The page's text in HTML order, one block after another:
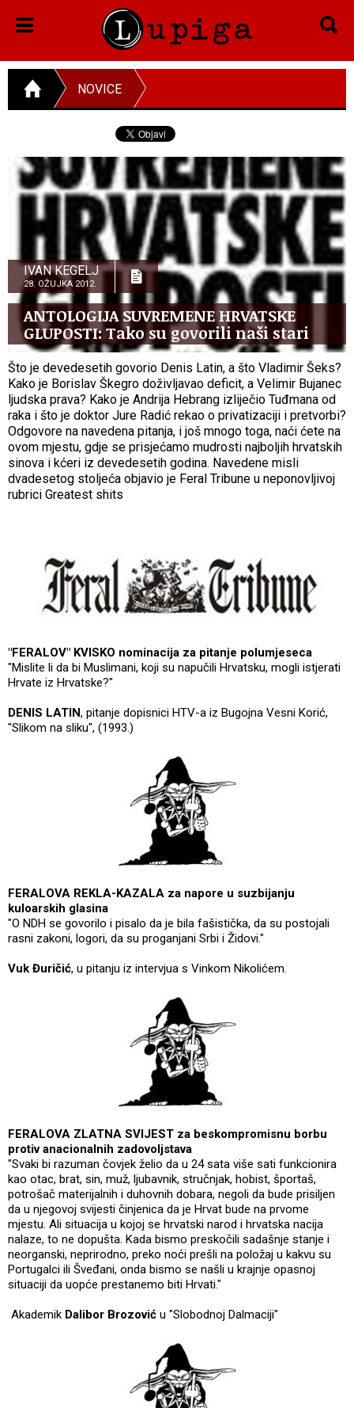
NOVICE
IVAN KEGELJ
28. OŽUJKA 2012.
ANTOLOGIJA SUVREMENE HRVATSKE
GLUPOSTI: Tako su govorili naši stari
Što je devedesetih govorio Denis Latin, a što Vladimir Šeks?
Kako je Borislav Škegro doživljavao deficit, a Velimir Bujanec
ljudska prava? Kako je Andrija Hebrang izliječio Tuđmana od
raka i što je doktor Jure Radić rekao o privatizaciji i pretvorbi?
Odgovore na navedena pitanja, i još mnogo toga, naći ćete na
ovom mjestu, gdje se prisjećamo mudrosti najboljih hrvatskih
sinova i kćeri iz devedesetih godina. Navedene misli
dvadesetog stoljeća objavio je Feral Tribune u neponovljivoj
rubrici Greatest shits
"FERALOV" KVISKO nominacija za pitanje polumjeseca
"Mislite li da bi Muslimani, koji su napučili Hrvatsku, mogli istjerati
Hrvate iz Hrvatske?"
DENIS LATIN, pitanje dopisnici HTV-a iz Bugojna Vesni Korić,
"Slikom na sliku", (1993.)
FERALOVA REKLA-KAZALA za napore u suzbijanju
kuloarskih glasina
"O NDH se govorilo i pisalo da je bila fašistička, da su postojali
rasni zakoni, logori, da su proganjani Srbi i Židovi."
Vuk Đuričić, u pitanju iz intervjua s Vinkom Nikolićem.
FERALOVA ZLATNA SVIJEST za beskompromisnu borbu
protiv anacionalnih zadovoljstava
"Svaki bi razuman čovjek želio da u 24 sata više sati funkcionira
kao otac, brat, sin, muž, ljubavnik, stručnjak, hobist, športaš,
potrošač materijalnih i duhovnih dobara, negoli da bude prisiljen
da u njegovoj svijesti činjenica da je Hrvat bude na prvome
mjestu. Ali situacija u kojoj se hrvatski narod i hrvatska nacija
nalaze, to ne dopušta. Kada bismo preskočili sadašnje stanje i
neorganski, neprirodno, preko noći prešli na položaj u kakvu su
Portugalci ili Šveđani, onda bismo se našli u krajnje opasnoj
situaciji da uopće prestanemo biti Hrvati."
Akademik Dalibor Brozović u "Slobodnoj Dalmaciji"